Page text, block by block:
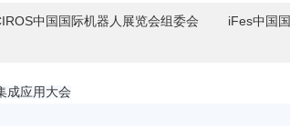
中国国际机器人展览会组委会 iFes中国国
成应用大会